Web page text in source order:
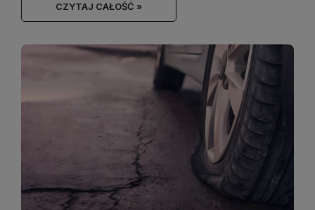
CZYTAJ CAŁOŚĆ »